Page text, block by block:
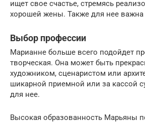
ищет свое счастье, стремясь
хорошей жены. Также для нее важна
Выбор профессии
Марианне больше всего подойдет
творческая. Она может быть
художником, сценаристом или
шикарной приемной или за кассой
для нее.
Высокая образованность Марьяны